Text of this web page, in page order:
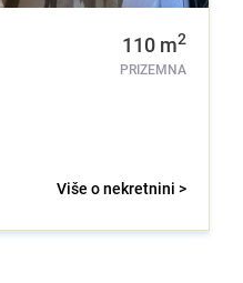
110 m2
PRIZEMNA
Više o nekretnini >